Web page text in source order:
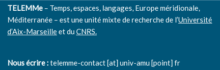
TELEMMe – Temps, espaces, langages, Europe méridionale,
Méditerranée – est une unité mixte de recherche de l’Université
d’Aix-Marseilleet duCNRS.
Nous écrire :telemme-contact [at] univ-amu [point] fr